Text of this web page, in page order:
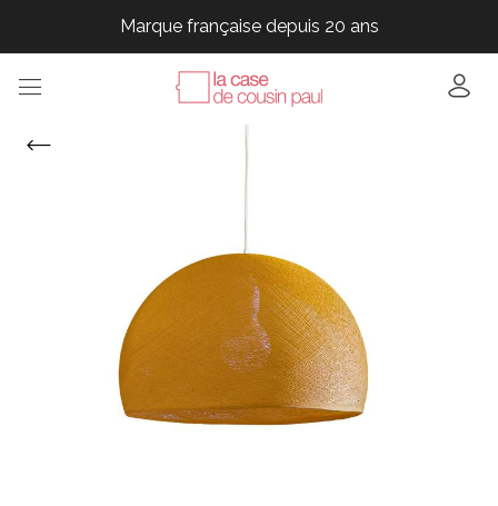
Marque française depuis 20 ans
Marque française depuis 20 ans
Marque française depuis 20 ans